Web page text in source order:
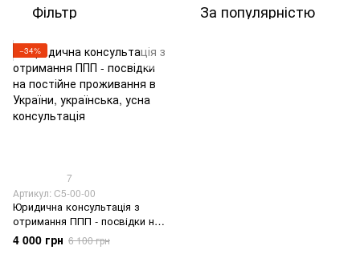
Фільтр За популярністю
−34%
7
Артикул: C5-00-00
Юридична консультація з
отримання ППП - посвідки на
постійне проживання в
України
4 000 грн 6 100 грн